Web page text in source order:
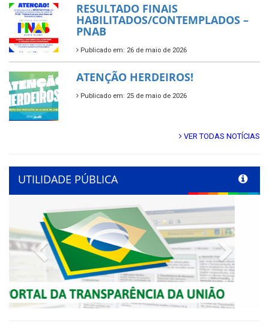
RESULTADO FINAIS
HABILITADOS/CONTEMPLADOS –
PNAB
Publicado em: 26 de maio de 2026
ATENÇÃO HERDEIROS!
Publicado em: 25 de maio de 2026
VER TODAS NOTÍCIAS
UTILIDADE PÚBLICA
Previous